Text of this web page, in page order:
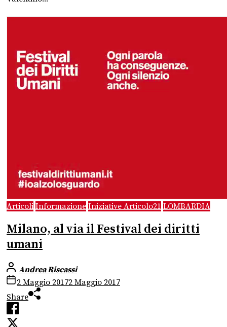
Articoli Informazione Iniziative Articolo21 LOMBARDIA
Milano, al via il Festival dei diritti
umani
Andrea Riscassi
2 Maggio 20172 Maggio 2017
Share